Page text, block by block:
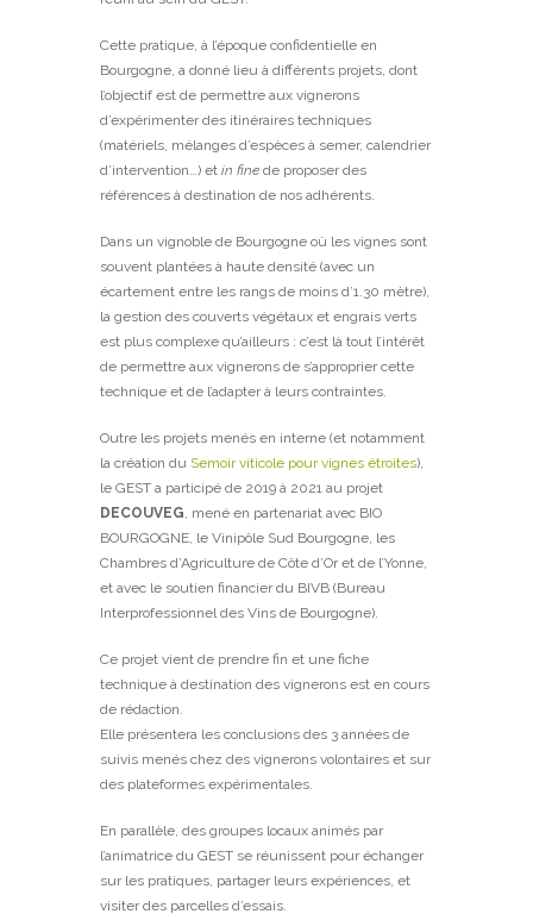
Cette pratique, à l’époque confidentielle en
Bourgogne, a donné lieu à différents projets, dont
l’objectif est de permettre aux vignerons
d’expérimenter des itinéraires techniques
(matériels, mélanges d’espèces à semer, calendrier
d’intervention…) et in fine de proposer des
références à destination de nos adhérents.
Dans un vignoble de Bourgogne où les vignes sont
souvent plantées à haute densité (avec un
écartement entre les rangs de moins d’1.30 mètre),
la gestion des couverts végétaux et engrais verts
est plus complexe qu’ailleurs : c’est là tout l’intérêt
de permettre aux vignerons de s’approprier cette
technique et de l’adapter à leurs contraintes.
Outre les projets menés en interne (et notamment
la création du Semoir viticole pour vignes étroites),
le GEST a participé de 2019 à 2021 au projet
DECOUVEG , mené en partenariat avec BIO
BOURGOGNE, le Vinipôle Sud Bourgogne, les
Chambres d’Agriculture de Côte d’Or et de l’Yonne,
et avec le soutien financier du BIVB (Bureau
Interprofessionnel des Vins de Bourgogne).
Ce projet vient de prendre fin et une fiche
technique à destination des vignerons est en cours
de rédaction.
Elle présentera les conclusions des 3 années de
suivis menés chez des vignerons volontaires et sur
des plateformes expérimentales.
En parallèle, des groupes locaux animés par
l’animatrice du GEST se réunissent pour échanger
sur les pratiques, partager leurs expériences, et
visiter des parcelles d’essais.